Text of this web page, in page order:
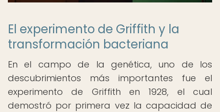
El experimento de Griffith y la
transformación bacteriana
En el campo de la genética, uno de los
descubrimientos más importantes fue el
experimento de Griffith en 1928, el cual
demostró por primera vez la capacidad de